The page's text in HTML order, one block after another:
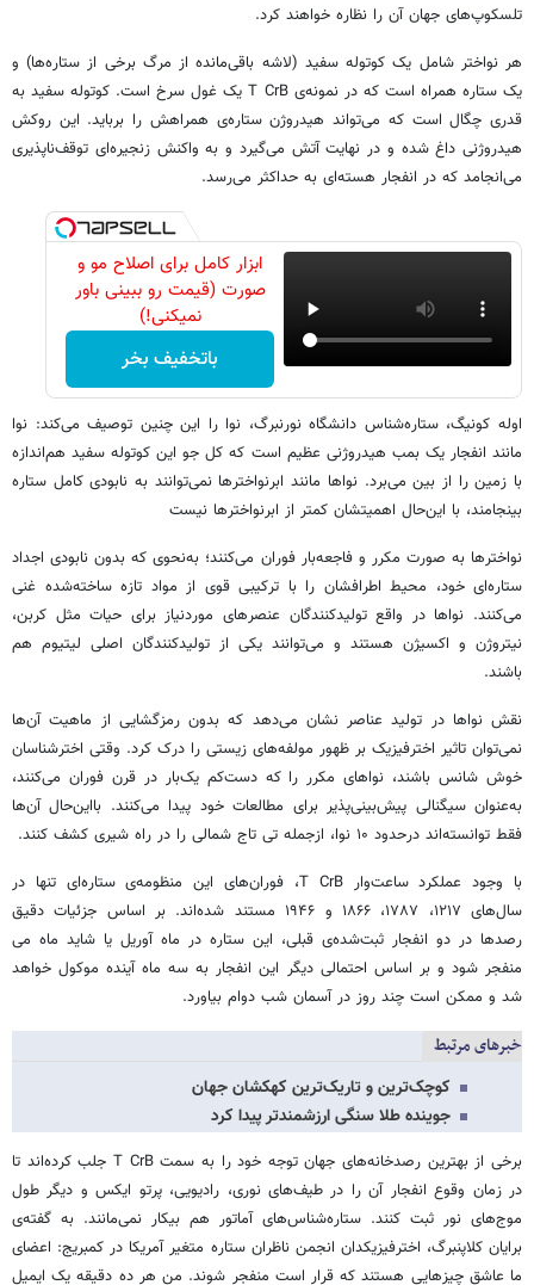
تلسکوپ‌های جهان آن را نظاره خواهند کرد.
هر نواختر شامل یک کوتوله سفید (لاشه باقی‌مانده از مرگ برخی از ستاره‌ها) و
یک ستاره همراه است که در نمونه‌ی T CrB یک غول سرخ است. کوتوله سفید به
قدری چگال است که می‌تواند هیدروژن ستاره‌ی همراهش را برباید. این روکش
هیدروژنی داغ شده و در نهایت آتش می‌گیرد و به واکنش زنجیره‌ای توقف‌ناپذیری
می‌انجامد که در انفجار هسته‌ای به حداکثر می‌رسد.
ابزار کامل برای اصلاح مو و
صورت (قیمت رو ببینی باور
نمیکنی!)
باتخفیف بخر
اوله کونیگ، ستاره‌شناس دانشگاه نورنبرگ، نوا را این چنین توصیف می‌کند: نوا
مانند انفجار یک بمب هیدروژنی عظیم است که کل جو این کوتوله سفید هم‌اندازه
با زمین را از بین می‌برد. نواها مانند ابرنواخترها نمی‌توانند به نابودی کامل ستاره
بینجامند، با این‌حال اهمیتشان کمتر از ابرنواخترها نیست
نواخترها به صورت مکرر و فاجعه‌بار فوران می‌کنند؛ به‌نحوی که بدون نابودی اجداد
ستاره‌ای خود، محیط اطرافشان را با ترکیبی قوی از مواد تازه ساخته‌شده غنی
می‌کنند. نواها در واقع تولیدکنندگان عنصرهای موردنیاز برای حیات مثل کربن،
نیتروژن و اکسیژن هستند و می‌توانند یکی از تولیدکنندگان اصلی لیتیوم هم
باشند.
‌نقش نواها در تولید عناصر نشان می‌دهد که بدون رمزگشایی از ماهیت آن‌ها
نمی‌توان تاثیر اخترفیزیک بر ظهور مولفه‌های زیستی را درک کرد. وقتی اخترشناسان
خوش شانس باشند، نواهای مکرر را که دست‌کم یک‌بار در قرن فوران می‌کنند،
به‌عنوان سیگنالی پیش‌بینی‌پذیر برای مطالعات خود پیدا می‌کنند. بااین‌حال آن‌ها
فقط توانسته‌اند درحدود ۱۰ نوا، ازجمله تی تاج شمالی را در راه شیری کشف کنند.
با وجود عملکرد ساعت‌وار T CrB، فوران‌های این منظومه‌ی ستاره‌ای تنها در
سال‌های ۱۲۱۷، ۱۷۸۷، ۱۸۶۶ و ۱۹۴۶ مستند شده‌اند. بر اساس جزئیات دقیق
رصدها در دو انفجار ثبت‌شده‌ی قبلی، این ستاره در ماه آوریل یا شاید ماه می
منفجر شود و بر اساس احتمالی دیگر این انفجار به سه ماه آینده موکول خواهد
شد و ممکن است چند روز در آسمان شب دوام بیاورد.
خبرهای مرتبط
کوچک‌ترین و تاریک‌ترین کهکشان جهان
جوینده طلا سنگی ارزشمندتر پیدا کرد
برخی از بهترین رصدخانه‌های جهان توجه خود را به سمت T CrB جلب کرده‌اند تا
در زمان وقوع انفجار آن را در طیف‌های نوری، رادیویی، پرتو ایکس و دیگر طول
موج‌های نور ثبت کنند. ستاره‌شناس‌های آماتور هم بیکار نمی‌مانند. به گفته‌ی
برایان کلاپنبرگ، اخترفیزیکدان انجمن ناظران ستاره‌ متغیر آمریکا در کمبریج: اعضای
ما عاشق چیزهایی هستند که قرار است منفجر شوند. من هر ده دقیقه یک ایمیل